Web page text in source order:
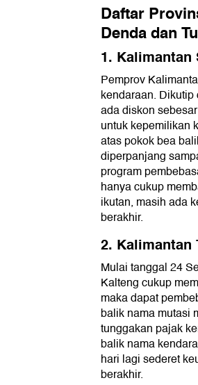
Daftar
Denda dan
1. Kalimantan
Pemprov
kendaraan.
ada diskon
untuk kepemilikan
atas pokok bea
diperpanjang
program
hanya cukup
ikutan, masih ada
berakhir.
2. Kalimantan
Mulai tanggal 24
Kalteng cukup
maka dapat
balik nama mutasi
tunggakan pajak
balik nama
hari lagi sederet
berakhir.